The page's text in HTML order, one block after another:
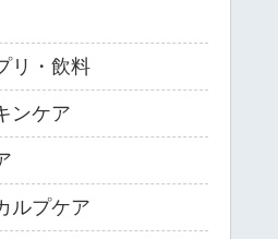
リ・飲料
ンケア
ルプケア